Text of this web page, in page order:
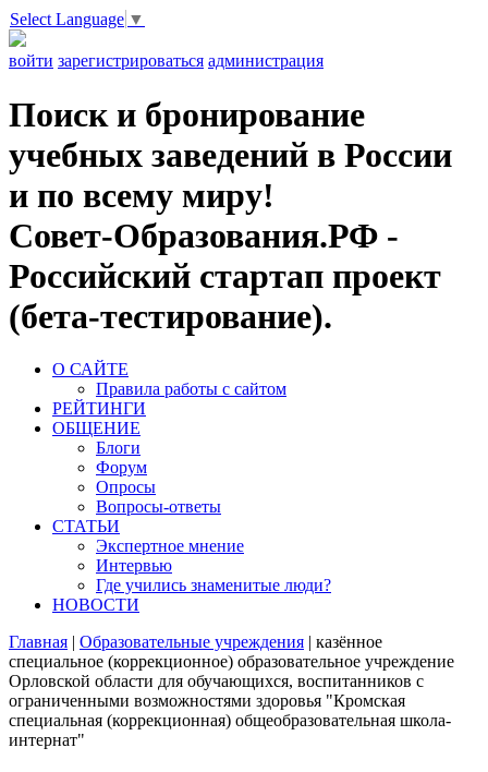
Select Language ▼
войти зарегистрироваться администрация
Поиск и бронирование
учебных заведений в России
и по всему миру!
Совет-Образования.РФ -
Российский стартап проект
(бета-тестирование).
О САЙТЕ
Правила работы с сайтом
РЕЙТИНГИ
ОБЩЕНИЕ
Блоги
Форум
Опросы
Вопросы-ответы
СТАТЬИ
Экспертное мнение
Интервью
Где учились знаменитые люди?
НОВОСТИ
Главная | Образовательные учреждения | казённое
специальное (коррекционное) образовательное учреждение
Орловской области для обучающихся, воспитанников с
ограниченными возможностями здоровья "Кромская
специальная (коррекционная) общеобразовательная школа-
интернат"